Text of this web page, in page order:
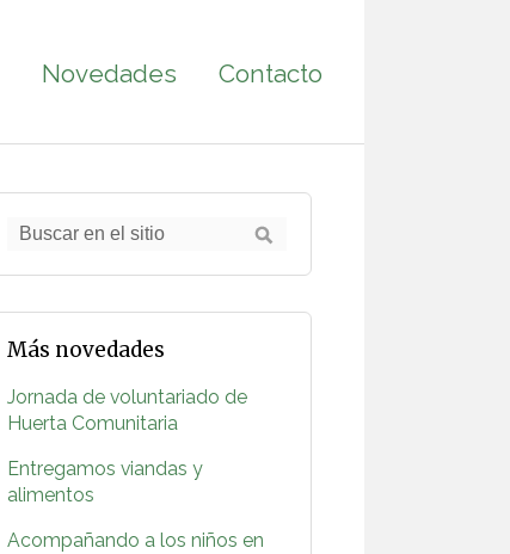
Novedades Contacto
Más novedades
Jornada de voluntariado de
Huerta Comunitaria
Entregamos viandas y
alimentos
Acompañando a los niños en